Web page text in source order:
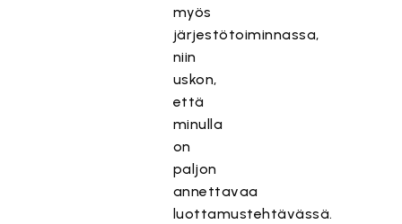
myös
järjestötoiminnassa,
niin
uskon,
että
minulla
on
paljon
annettavaa
luottamustehtävässä.